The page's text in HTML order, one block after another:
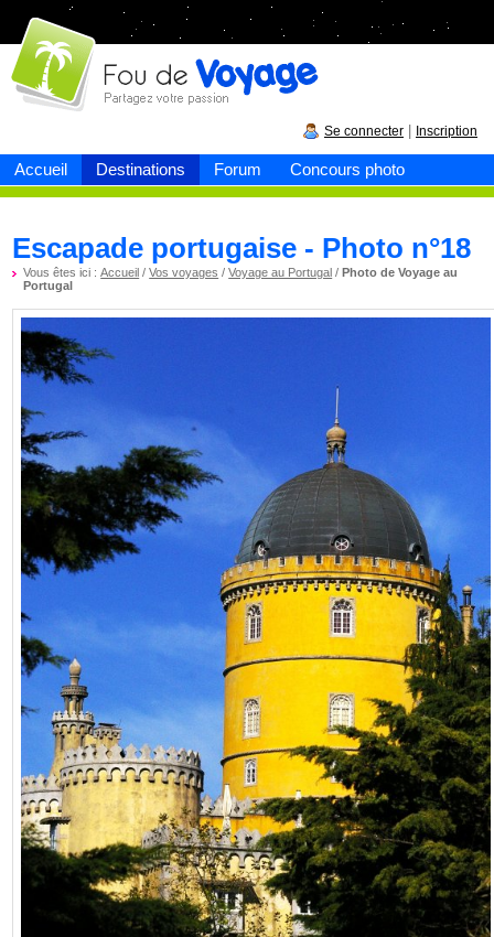
Accueil Destinations Forum Concours photo
Fou devoyage
Se connecter Inscription
Escapade portugaise - Photo n°18
Vous êtes ici :Accueil /Vos voyages /Voyage au Portugal /Photo de Voyage au
Portugal